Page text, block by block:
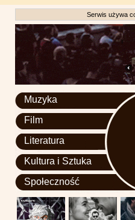
Serwis używa
Muzyka
Film
Literatura
Kultura i Sztuka
Społeczność